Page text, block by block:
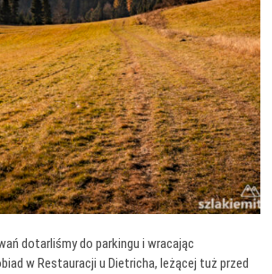
dotarliśmy do parkingu i wracając
w Restauracji u Dietricha, leżącej tuż przed